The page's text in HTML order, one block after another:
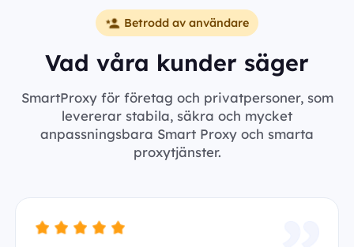
Betrodd av användare
Vad våra kunder säger
SmartProxy för företag och privatpersoner, som
levererar stabila, säkra och mycket
anpassningsbara Smart Proxy och smarta
proxytjänster.